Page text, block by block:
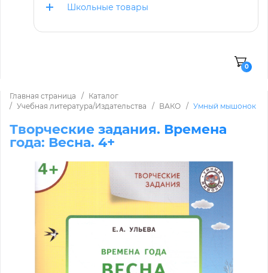
Школьные товары
0
Главная страница
Каталог
Учебная литература/Издательства
ВАКО Умный мышонок
Творческие задания. Времена
года: Весна. 4+